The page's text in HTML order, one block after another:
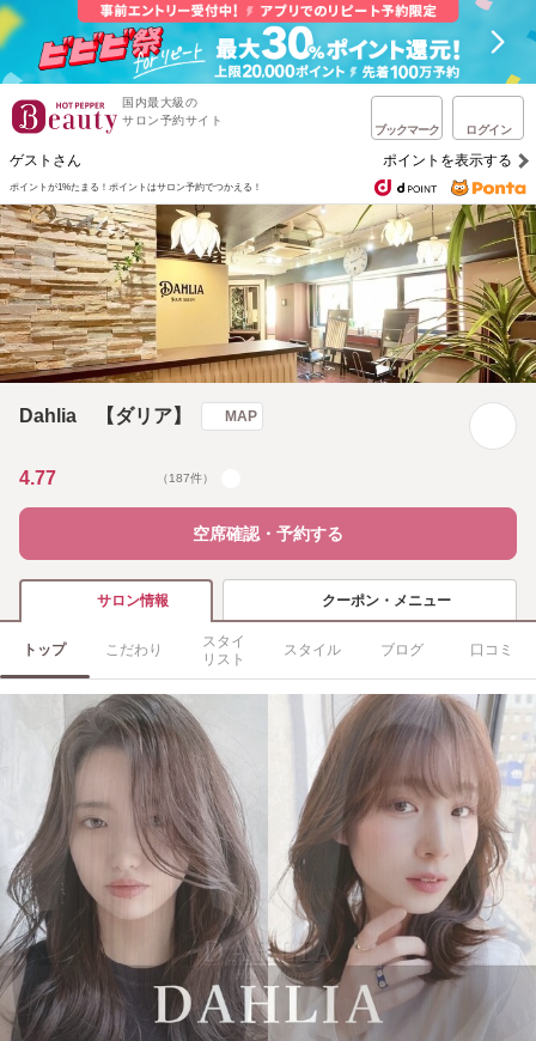
国内最大級の
サロン予約サイト
ブックマーク ログイン
ゲストさん ポイントを表示する
ポイントが1%たまる！ ポイントはサロン予約でつかえる！
Dahlia 【ダリア】 MAP
4.77 （187件）
空席確認・予約する
サロン情報 クーポン・メニュー
トップ こだわり
スタイ
リスト
スタイル ブログ 口コミ